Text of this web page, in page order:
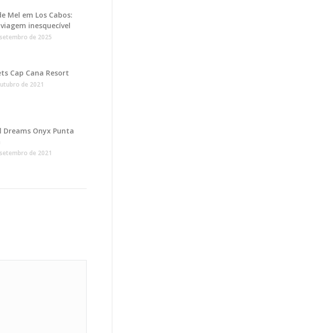
Mel em Los Cabos:
inesquecível
de 2025
Cap Cana Resort
de 2021
Dreams Onyx Punta
de 2021